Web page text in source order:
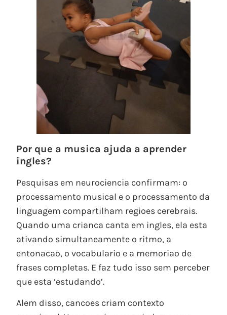
Por que a musica ajuda a aprender
ingles?
Pesquisas em neurociencia confirmam: o
processamento musical e o processamento da
linguagem compartilham regioes cerebrais.
Quando uma crianca canta em ingles, ela esta
ativando simultaneamente o ritmo, a
entonacao, o vocabulario e a memoriao de
frases completas. E faz tudo isso sem perceber
que esta ‘estudando’.
Alem disso, cancoes criam contexto